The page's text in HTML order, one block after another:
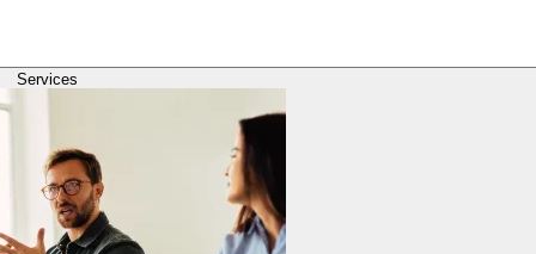
Services